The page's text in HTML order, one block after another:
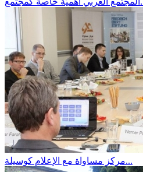
مركز مساواة مع الإعلام كوسيلة...